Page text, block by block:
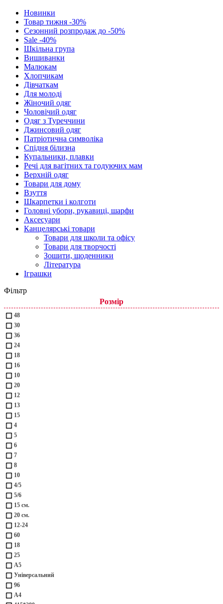
Новинки
Товар тижня -30%
Сезонний розпродаж до -50%
Sale -40%
Шкільна група
Вишиванки
Малюкам
Хлопчикам
Дівчаткам
Для молоді
Жіночий одяг
Чоловічий одяг
Одяг з Туреччини
Джинсовий одяг
Патріотична символіка
Спідня білизна
Купальники, плавки
Речі для вагітних та годуючих мам
Верхній одяг
Товари для дому
Взуття
Шкарпетки і колготи
Головні убори, рукавиці, шарфи
Аксесуари
Канцелярські товари
Товари для школи та офісу
Товари для творчості
Зошити, щоденники
Література
Іграшки
Фільтр
Розмір
48
30
36
24
18
16
10
20
12
13
15
4
5
6
7
8
10
4/5
5/6
15 см.
20 см.
12-24
60
18
25
А5
Універсальний
96
А4